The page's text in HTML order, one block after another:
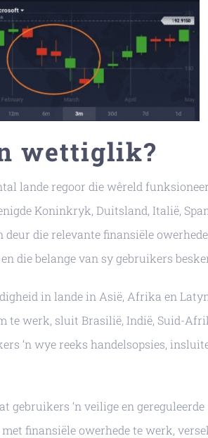
wettiglik?
lande regoor die wêreld
Koninkryk, Duitsland, Italië,
die relevante finansiële owerhede
die belange van sy gebruikers
in lande in Asië, Afrika en
te werk, sluit Brasilië, Indië, Suid-
‘n wye reeks handelsopsies,
gebruikers ‘n veilige en gereguleerde
finansiële owerhede te werk,